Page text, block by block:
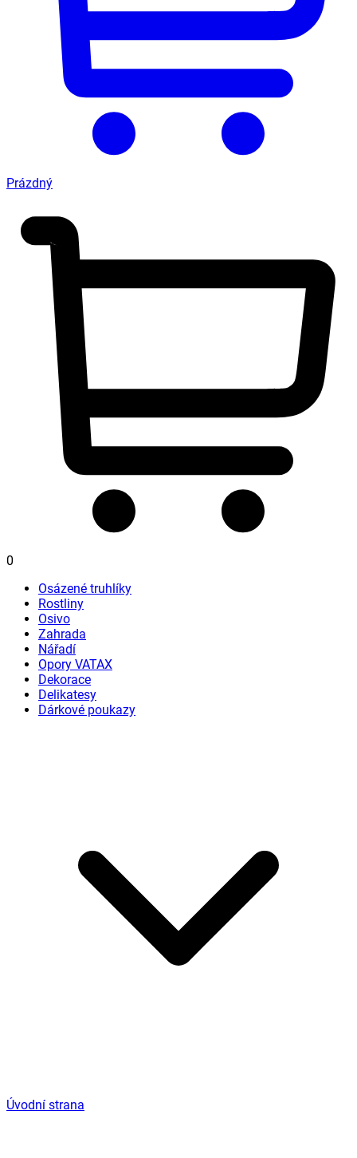
Prázdný
0
Osázené truhlíky
Rostliny
Osivo
Zahrada
Nářadí
Opory VATAX
Dekorace
Delikatesy
Dárkové poukazy
Úvodní strana